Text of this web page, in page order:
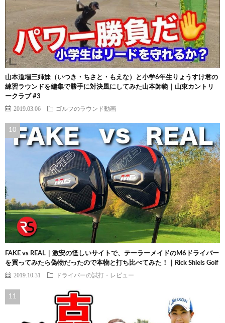
山本道場三姉妹（いつき・ちさと・もえな）と小学6年生りょうすけ君の
練習ラウンドを編集で勝手に対決風にしてみた山本師範｜山東カントリ
ークラブ #3
2019.03.06 ゴルフのラウンド動画
FAKE vs REAL｜激安の怪しいサイトで、テーラーメイドのM6ドライバー
を買ってみたら偽物だったので本物と打ち比べてみた！｜Rick Shiels Golf
2019.10.31 ドライバーの試打・レビュー